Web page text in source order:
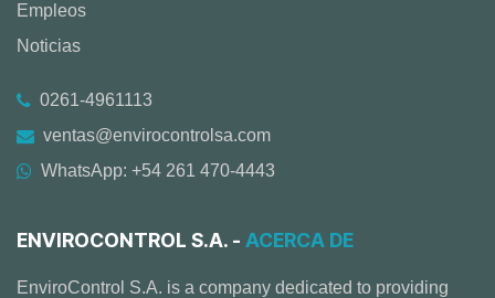
Empleos
Noticias
0261-4961113
ventas@envirocontrolsa.com
WhatsApp: +54 261 470-4443
ENVIROCONTROL S.A. - ACERCA DE
EnviroControl S.A. is a company dedicated to providing